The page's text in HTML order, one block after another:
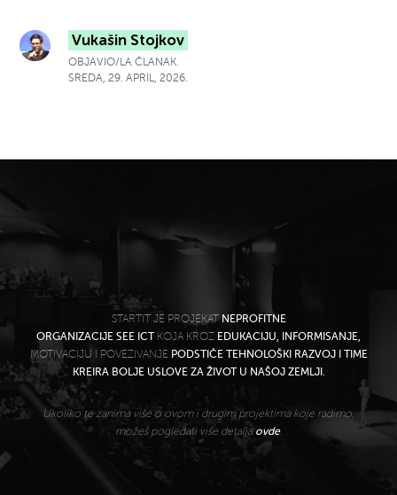
Vukašin Stojkov
OBJAVIO/LA ČLANAK.
SREDA, 29. APRIL, 2026.
STARTIT JE PROJEKAT NEPROFITNE
ORGANIZACIJE SEE ICTKOJA KROZ EDUKACIJU, INFORMISANJE,
MOTIVACIJU I POVEZIVANJE PODSTIČE TEHNOLOŠKI RAZVOJ I TIME
KREIRA BOLJE USLOVE ZA ŽIVOT U NAŠOJ ZEMLJI.
Ukoliko te zanima više o ovom i drugim projektima koje radimo,
možeš pogledati više detalja ovde.